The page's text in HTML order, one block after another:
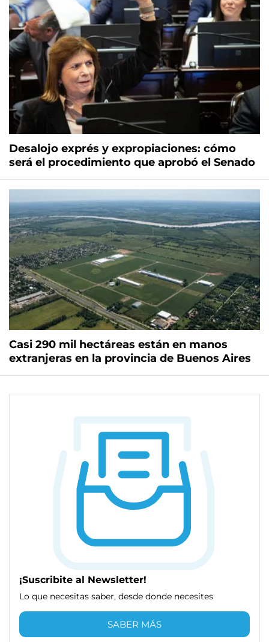
Desalojo exprés y expropiaciones: cómo
será el procedimiento que aprobó el Senado
Casi 290 mil hectáreas están en manos
extranjeras en la provincia de Buenos Aires
¡Suscribite al Newsletter!
Lo que necesitas saber, desde donde necesites
SABER MÁS